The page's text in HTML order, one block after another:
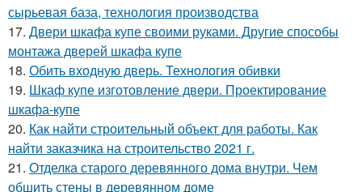
сырьевая база, технология производства
17. Двери шкафа купе своими руками. Другие способы
монтажа дверей шкафа купе
18. Обить входную дверь. Технология обивки
19. Шкаф купе изготовление двери. Проектирование
шкафа-купе
20. Как найти строительный объект для работы. Как
найти заказчика на строительство 2021 г.
21. Отделка старого деревянного дома внутри. Чем
обшить стены в деревянном доме